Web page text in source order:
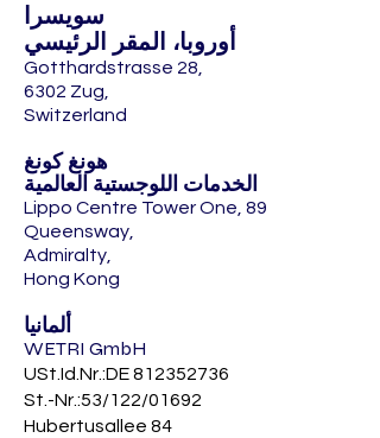
سويسرا
أوروبا، المقر الرئيسي
Gotthardstrasse 28,
6302 Zug,
Switzerland
هونغ كونغ
الخدمات اللوجستية العالمية
Lippo Centre Tower One, 89
Queensway,
Admiralty,
Hong Kong
WETRI GmbH
USt.Id.Nr.:DE812352736
St.-Nr.:53/122/01692
Hubertusallee 84